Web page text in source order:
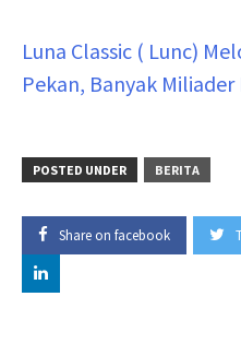
Luna Classic ( Lunc)
Pekan, Banyak Miliader
POSTED UNDER BERITA
Share on facebook